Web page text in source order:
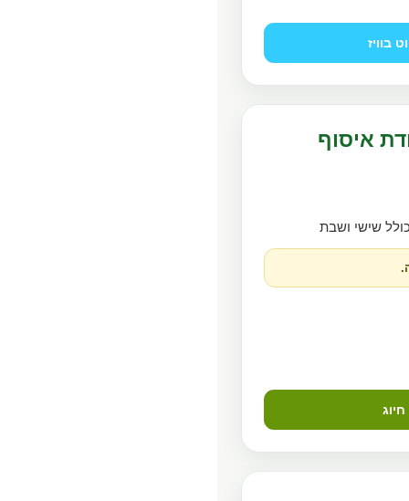
בוויז
איסוף
שישי ושבת
חיוג